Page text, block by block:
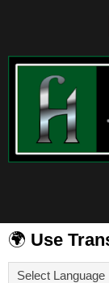
🌍 Use